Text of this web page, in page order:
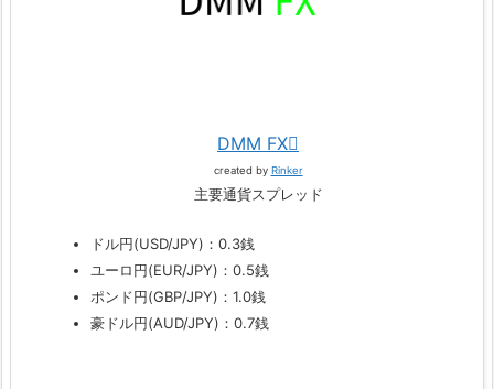
DMM FX
created by Rinker
主要通貨スプレッド
ドル円(USD/JPY)：0.3銭
ユーロ円(EUR/JPY)：0.5銭
ポンド円(GBP/JPY)：1.0銭
豪ドル円(AUD/JPY)：0.7銭